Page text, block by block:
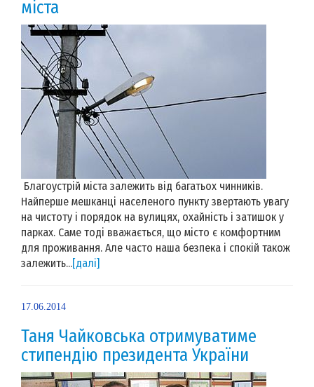
міста
Благоустрій міста залежить від багатьох чинників.
Найперше мешканці населеного пункту звертають увагу
на чистоту і порядок на вулицях, охайність і затишок у
парках. Саме тоді вважається, що місто є комфортним
для проживання. Але часто наша безпека і спокій також
залежить...[далі]
17.06.2014
Таня Чайковська отримуватиме
стипендію президента України